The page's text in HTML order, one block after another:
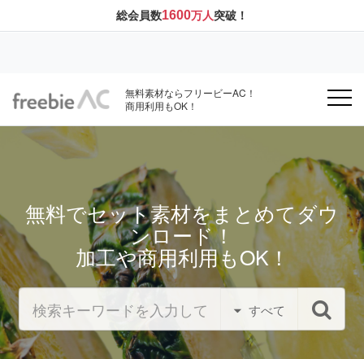
総会員数1600万人突破！
無料素材ならフリービーAC！
商用利用もOK！
無料でセット素材をまとめてダウ
ンロード！
加工や商用利用もOK！
すべて